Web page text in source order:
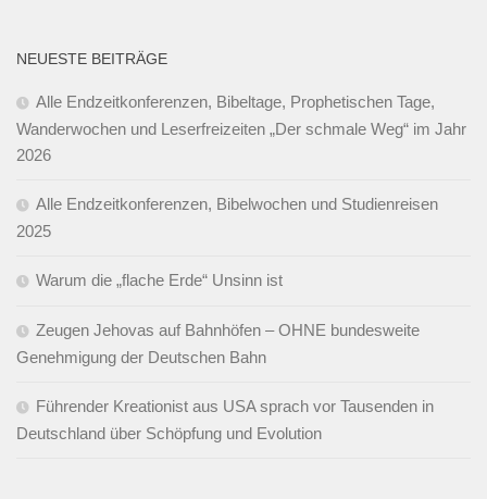
NEUESTE BEITRÄGE
Alle Endzeitkonferenzen, Bibeltage, Prophetischen Tage,
Wanderwochen und Leserfreizeiten „Der schmale Weg“ im Jahr
2026
Alle Endzeitkonferenzen, Bibelwochen und Studienreisen
2025
Warum die „flache Erde“ Unsinn ist
Zeugen Jehovas auf Bahnhöfen – OHNE bundesweite
Genehmigung der Deutschen Bahn
Führender Kreationist aus USA sprach vor Tausenden in
Deutschland über Schöpfung und Evolution